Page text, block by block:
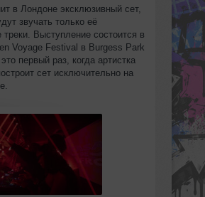
в Лондоне эксклюзивный сет,
звучать только её
треки. Выступление состоится в
Voyage Festival в Burgess Park
первый раз, когда артистка
сет исключительно на